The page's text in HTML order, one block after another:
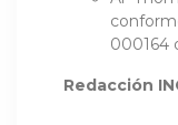
000164
Redacción